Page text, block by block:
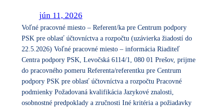
jún 11, 2026
Voľné pracovné miesto – Referent/ka pre Centrum podpory
PSK pre oblasť účtovníctva a rozpočtu (uzávierka žiadostí do
22.5.2026) Voľné pracovné miesto – informácia Riaditeľ
Centra podpory PSK, Levočská 6114/1, 080 01 Prešov, prijme
do pracovného pomeru Referenta/referentku pre Centrum
podpory PSK pre oblasť účtovníctva a rozpočtu Pracovné
podmienky Požadovaná kvalifikácia Jazykové znalosti,
osobnostné predpoklady a zručnosti Iné kritéria a požiadavky